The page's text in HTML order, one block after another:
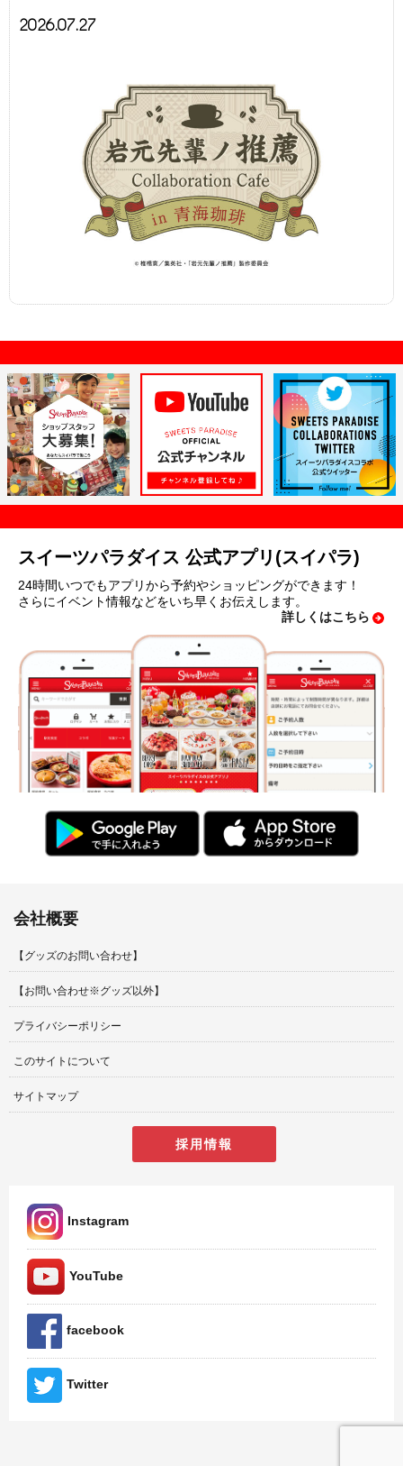
2026.07.27
スイーツパラダイス 公式アプリ(スイパラ)
24時間いつでもアプリから予約やショッピングができます！
さらにイベント情報などをいち早くお伝えします。
詳しくはこちら
会社概要
【グッズのお問い合わせ】
【お問い合わせ※グッズ以外】
プライバシーポリシー
このサイトについて
サイトマップ
採用情報
Instagram
YouTube
facebook
Twitter